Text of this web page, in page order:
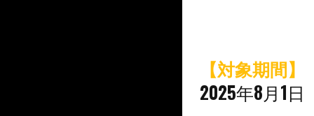
【対象期間】
2025年8月1